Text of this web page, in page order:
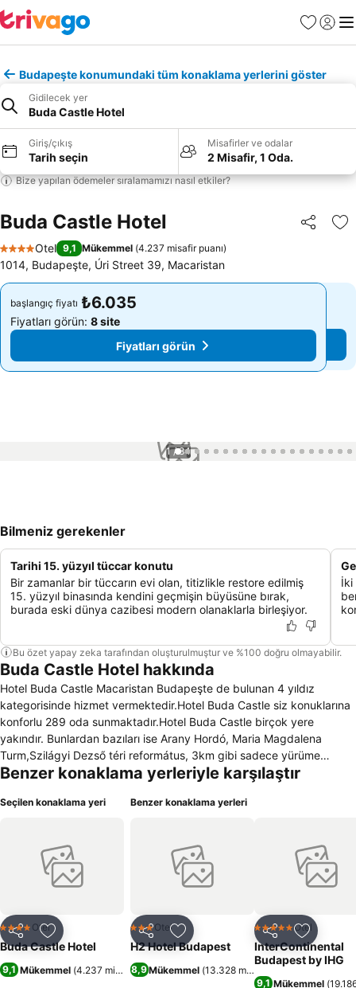
Favoriler
Giriş
Budapeşte konumundaki tüm konaklama yerlerini göster
Gidilecek yer
Buda Castle Hotel
Giriş/çıkış
Tarih seçin
Misafirler ve odalar
2 Misafir, 1 Oda.
Bize yapılan ödemeler sıralamamızı nasıl etkiler?
Buda Castle Hotel Paylaş
4 Yıldız
Otel 9,1 Mükemmel (4.237 misafir puanı)
1014, Budapeşte, Úri Street 39, Macaristan
başlangıç fiyatı ₺6.035
Fiyatları görün: 8 site
Fiyatları görün
başlangıç fiyatı ₺6.035
Fiyatları görün: 8 site
Fiyatları görün
1 / 84
Bilmeniz gerekenler
Tarihi 15. yüzyıl tüccar konutu
Bir zamanlar bir tüccarın evi olan, titizlikle restore edilmiş
15. yüzyıl binasında kendini geçmişin büyüsüne bırak,
burada eski dünya cazibesi modern olanaklarla birleşiyor.
İki
Bu özet yapay zeka tarafından oluşturulmuştur ve %100 doğru olmayabilir.
Buda Castle Hotel hakkında
Hotel Buda Castle Macaristan Budapeşte de bulunan 4 yıldız
kategorisinde hizmet vermektedir.Hotel Buda Castle siz konuklarına
konforlu 289 oda sunmaktadır.Hotel Buda Castle birçok yere
yakındır. Bunlardan bazıları ise Arany Hordó, Maria Magdalena
Turm,Szilágyi Dezső téri református, 3km gibi sadece yürüme
mesafesi uzaklığında bulunmaktadır.Hotel Buda Castle de siz
veren resepsiyonda çok dil bilen personel bulunmaktadır. Otelin
Otelde açık büfe kahvaltı imkanı vardır. Konforlu mobilyalara sahip
çay ve çeşitli meşrubatların sunulduğu lobi bulunmaktadır. Araç
kiralama ve tur danışma hizmetleri verilmektedir. Hotel Buda Castle
minibar, uydu kanalları içerikli TV, çalışma masası, kişisel
ayarlanabilen split klima, ve odaların banyosunda makyaj aynası,
saç kurutma makinası, banyo içerisinde telefon ve günlük yenilenen
minibar bulunmaktadır. Otel yakınlarında spor tesisleri
Benzer konaklama yerleriyle karşılaştır
Seçilen konaklama yeri
Paylaş Favorilerime ekle
4 Yıldız Otel
Buda Castle Hotel
9,1 Mükemmel (4.237 misafir puanı)
Benzer konaklama yerleri
Paylaş Favorilerime ekle
3 YıldızOtel
H2 Hotel Budapest
8,9Mükemmel (13.328 misafir puanı
Paylaş
5 Yıldız Otel
InterContinental
Budapest by IHG
9,1 Mükemmel (